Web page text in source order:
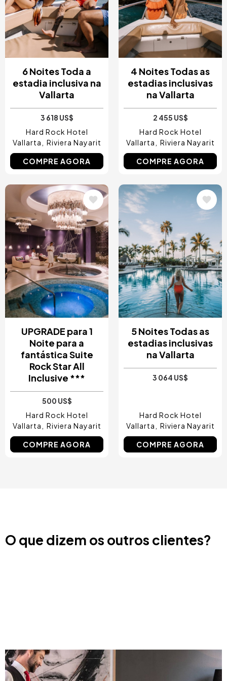
Costa Blanca, Espanha
Bilbao, Espanha
Cancun, Mexico
Amesterdão, Países Baixos
Nice, França
6 Noites Toda a
estadia inclusiva na
Vallarta
3 618 US$
Hard Rock Hotel
Vallarta
Riviera Nayarit
COMPRE AGORA
4 Noites Todas as
estadias inclusivas
na Vallarta
2 455 US$
Hard Rock Hotel
Vallarta
Riviera Nayarit
COMPRE AGORA
Imagem
UPGRADE para 1
Noite para a
fantástica Suite
Rock Star All
Inclusive ***
500 US$
Hard Rock Hotel
Vallarta
Riviera Nayarit
COMPRE AGORA
Imagem
5 Noites Todas as
estadias inclusivas
na Vallarta
3 064 US$
Hard Rock Hotel
Vallarta
Riviera Nayarit
COMPRE AGORA
O que dizem os outros clientes?